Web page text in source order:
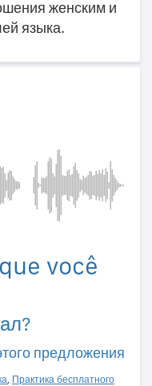
женским и
языка.
você
предложения
, Практика бесплатного